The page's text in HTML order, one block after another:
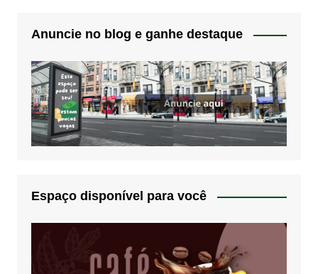
Anuncie no blog e ganhe destaque
Espaço disponível para você